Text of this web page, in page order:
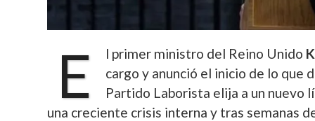
E l primer ministro del Reino Unido
cargo y anunció el inicio de lo que
Partido Laborista elija a un nuevo
una creciente crisis interna y tras semanas